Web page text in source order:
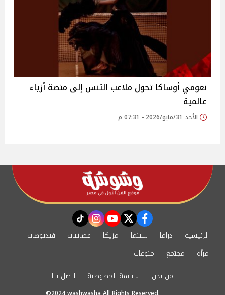
نعومي أوساكا تحول ملاعب التنس إلى منصة أزياء
عالمية
الأحد 31/مايو/2026 - 07:31 م
facebook
twitter
youtube
instagram
tiktok
الرئيسية دراما سينما مزيكا فضائيات
فيديوهات
مرأة
مجتمع
منوعات
من نحن
سياسة الخصوصية اتصل بنا